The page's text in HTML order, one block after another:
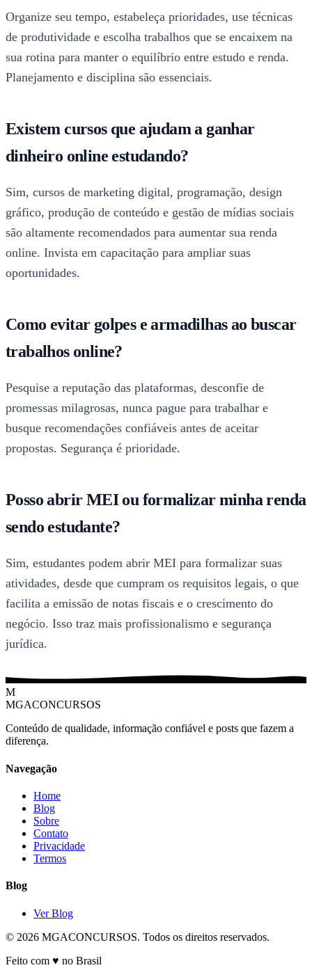
Organize seu tempo, estabeleça prioridades, use técnicas
de produtividade e escolha trabalhos que se encaixem na
sua rotina para manter o equilíbrio entre estudo e renda.
Planejamento e disciplina são essenciais.
Existem cursos que ajudam a ganhar
dinheiro online estudando?
Sim, cursos de marketing digital, programação, design
gráfico, produção de conteúdo e gestão de mídias sociais
são altamente recomendados para aumentar sua renda
online. Invista em capacitação para ampliar suas
oportunidades.
Como evitar golpes e armadilhas ao buscar
trabalhos online?
Pesquise a reputação das plataformas, desconfie de
promessas milagrosas, nunca pague para trabalhar e
busque recomendações confiáveis antes de aceitar
propostas. Segurança é prioridade.
Posso abrir MEI ou formalizar minha renda
sendo estudante?
Sim, estudantes podem abrir MEI para formalizar suas
atividades, desde que cumpram os requisitos legais, o que
facilita a emissão de notas fiscais e o crescimento do
negócio. Isso traz mais profissionalismo e segurança
jurídica.
M
MGACONCURSOS
Conteúdo de qualidade, informação confiável e posts que fazem a
diferença.
Navegação
Home
Blog
Sobre
Contato
Privacidade
Termos
Blog
Ver Blog
© 2026 MGACONCURSOS. Todos os direitos reservados.
Feito com ♥ no Brasil